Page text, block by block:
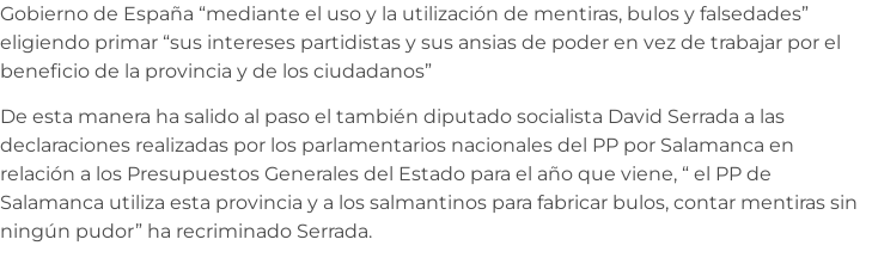
Gobierno de España “mediante el uso y la utilización de mentiras, bulos y falsedades”
eligiendo primar “sus intereses partidistas y sus ansias de poder en vez de trabajar por el
beneficio de la provincia y de los ciudadanos”
De esta manera ha salido al paso el también diputado socialista David Serrada a las
declaraciones realizadas por los parlamentarios nacionales del PP por Salamanca en
relación a los Presupuestos Generales del Estado para el año que viene, “ el PP de
Salamanca utiliza esta provincia y a los salmantinos para fabricar bulos, contar mentiras sin
ningún pudor” ha recriminado Serrada.